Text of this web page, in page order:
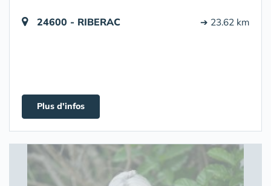
24600 - RIBERAC ➔ 23.62 km
Plus d'infos